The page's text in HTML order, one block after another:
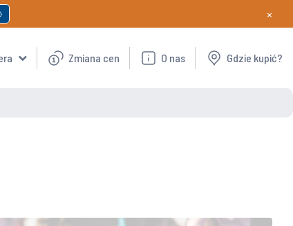
×
Zmiana cen O nas Gdzie kupić?